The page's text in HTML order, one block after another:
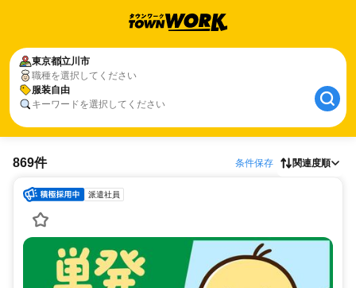
東京都立川市
職種を選択してください
服装自由
キーワードを選択してください
869件 条件保存 関連度順
派遣社員